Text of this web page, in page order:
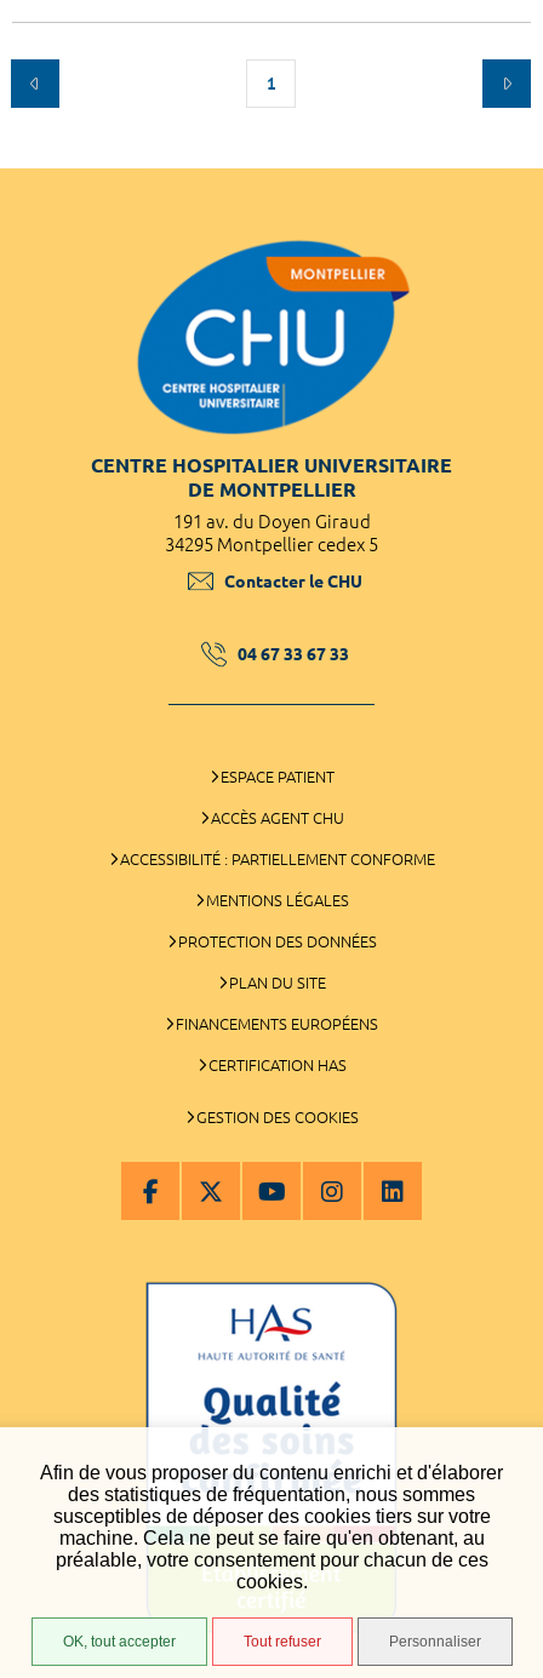
Afin de vous proposer du contenu enrichi et d'élaborer
des statistiques de fréquentation, nous sommes
susceptibles de déposer des cookies tiers sur votre
machine. Cela ne peut se faire qu'en obtenant, au
préalable, votre consentement pour chacun de ces
cookies.
OK, tout accepter Tout refuser Personnaliser
1
CENTRE HOSPITALIER UNIVERSITAIRE
DE MONTPELLIER
191 av. du Doyen Giraud
34295 Montpellier cedex 5
Contacter le CHU
04 67 33 67 33
ESPACE PATIENT
ACCÈS AGENT CHU
ACCESSIBILITÉ : PARTIELLEMENT CONFORME
MENTIONS LÉGALES
PROTECTION DES DONNÉES
PLAN DU SITE
FINANCEMENTS EUROPÉENS
CERTIFICATION HAS
GESTION DES COOKIES